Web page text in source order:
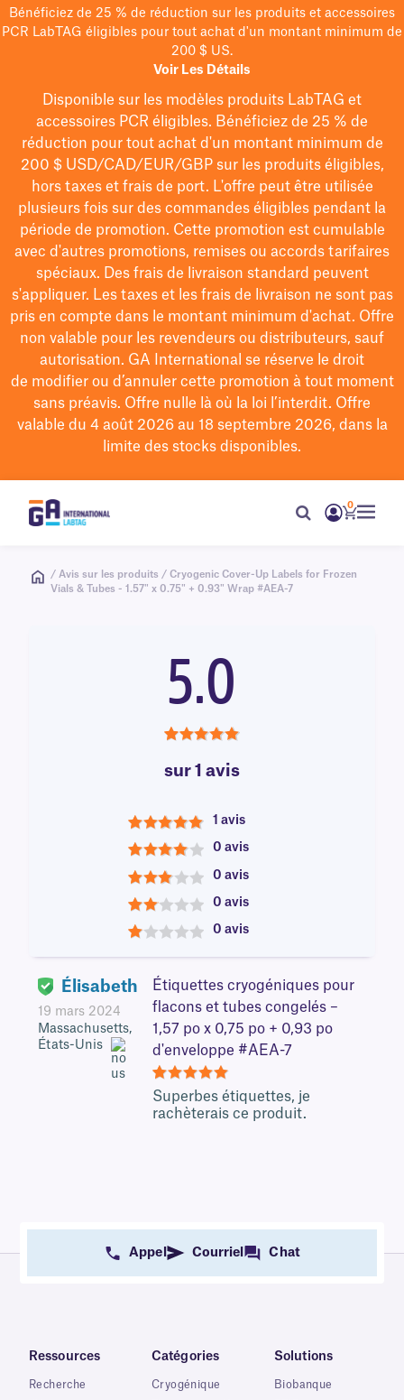
Bénéficiez de 25 % de réduction sur les produits et accessoires
PCR LabTAG éligibles pour tout achat d'un montant minimum de
200 $ US.
Voir Les Détails
Disponible sur les modèles produits LabTAG et
accessoires PCR éligibles. Bénéficiez de 25 % de
réduction pour tout achat d'un montant minimum de
200 $USD/CAD/EUR/GBPsur les produits éligibles,
hors taxes et frais de port. L'offre peut être utilisée
plusieurs fois sur des commandes éligibles pendant la
période de promotion. Cette promotion est cumulable
avec d'autres promotions, remises ou accords tarifaires
spéciaux. Des frais de livraison standard peuvent
s'appliquer. Les taxes et les frais de livraison ne sont pas
pris en compte dans le montant minimum d'achat. Offre
non valable pour les revendeurs ou distributeurs, sauf
autorisation. GA International se réserve le droit
de modifierou d’annuler cette promotion à tout moment
sans préavis. Offre nulle là où la loi l’interdit. Offre
valable du 4 août 2026 au 18 septembre 2026, dans la
limite des stocks disponibles.
0
/ Avis sur les produits / Cryogenic Cover-Up Labels for Frozen
Vials & Tubes - 1.57" x 0.75" + 0.93" Wrap #AEA-7
5.0
sur 1 avis
5
1 avis
4
0 avis
3
0 avis
2
0 avis
0 avis
Élisabeth
19 mars 2024
Massachusetts,
États-Unis
Étiquettes cryogéniques pour
flacons et tubes congelés –
1,57 po x 0,75 po + 0,93 po
d'enveloppe #AEA-7
5
Superbes étiquettes, je
rachèterais ce produit.
Appel Courriel Chat
Ressources
Recherche
Catégories
Cryogénique
Solutions
Biobanque